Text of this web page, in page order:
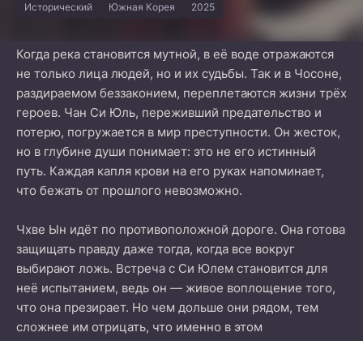
Исторический
Южная Корея 2025
Когда река становится мутной, в её воде отражаются
не только лица людей, но и их судьбы. Так и в Чосоне,
раздираемом беззаконием, переплетаются жизни трёх
героев. Чан Си Юль, переживший предательство и
потерю, погружается в мир преступности. Он жесток,
но в глубине души понимает: это не его истинный
путь. Каждая капля крови на его руках напоминает,
что бежать от прошлого невозможно.
Чхве Ын идёт по противоположной дороге. Она готова
защищать правду даже тогда, когда все вокруг
выбирают ложь. Встреча с Си Юлем становится для
неё испытанием, ведь он — живое воплощение того,
что она презирает. Но чем дольше они рядом, тем
сложнее им отрицать, что именно в этом